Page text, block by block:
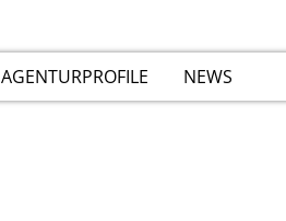
AGENTURPROFILE NEWS